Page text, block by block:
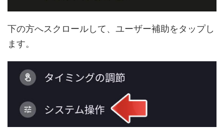
下の方へスクロールして、ユーザー補助をタップし
ます。